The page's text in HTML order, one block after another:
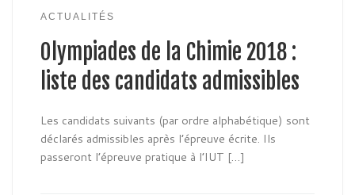
ACTUALITÉS
Olympiades de la Chimie 2018 :
liste des candidats admissibles
Les candidats suivants (par ordre alphabétique) sont
déclarés admissibles après l’épreuve écrite. Ils
passeront l’épreuve pratique à l’IUT […]